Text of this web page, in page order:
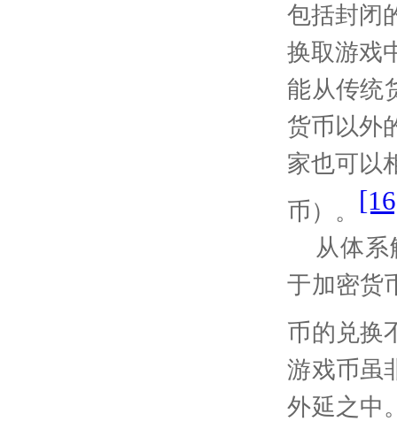
包括封闭
换取游戏
能从传统
货币以外
家也可以
币）。
从体
于加密货
币的兑换
游戏币虽
外延之中